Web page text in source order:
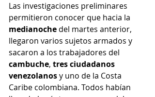
Las investigaciones preliminares
permitieron conocer que hacia la
medianoche del martes anterior,
llegaron varios sujetos armados y
sacaron a los trabajadores del
cambuche, tres ciudadanos
venezolanos y uno de la Costa
Caribe colombiana. Todos habían